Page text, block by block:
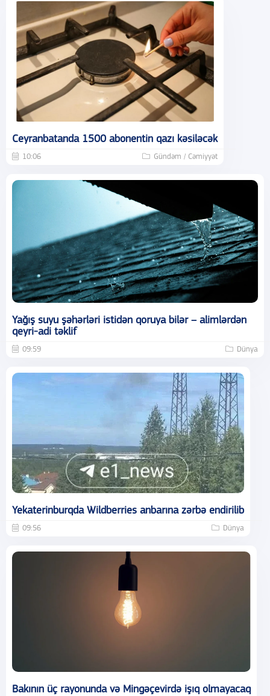
Ceyranbatanda 1500 abonentin qazı kəsiləcək
10:06 Gündəm / Cəmiyyət
Yağış suyu şəhərləri istidən qoruya bilər – alimlərdən
qeyri-adi təklif
09:59 Dünya
Yekaterinburqda Wildberries anbarına zərbə endirilib
09:56 Dünya
Bakının üç rayonunda və Mingəçevirdə işıq olmayacaq